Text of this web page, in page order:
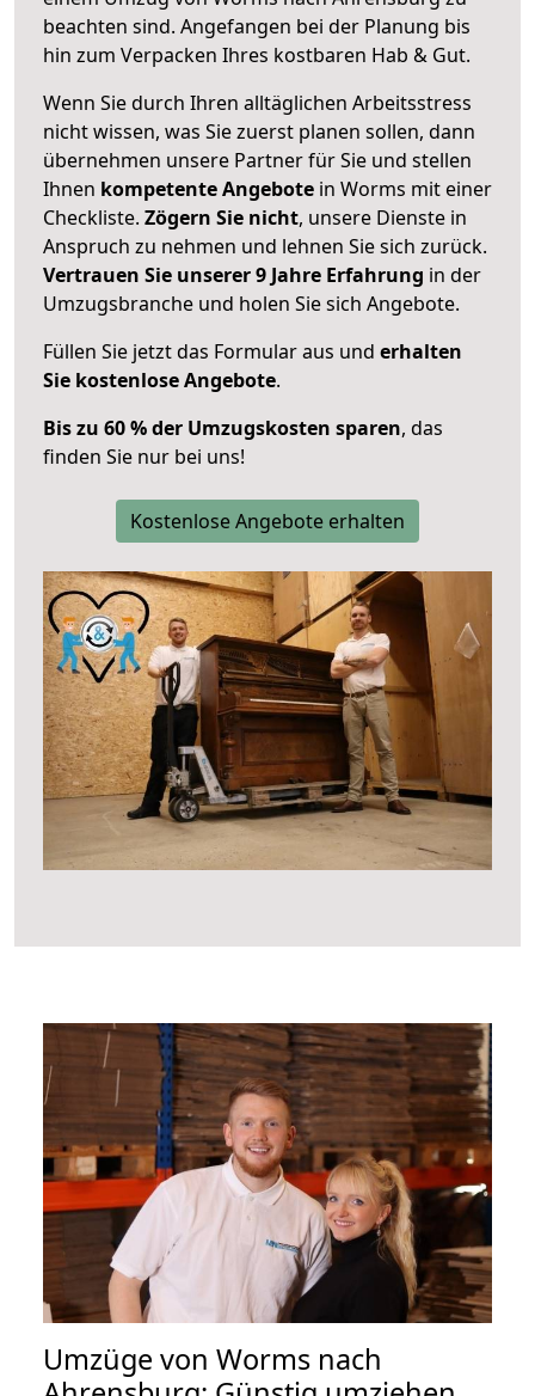
beachten sind. Angefangen bei der Planung bis
hin zum Verpacken Ihres kostbaren Hab & Gut.
Wenn Sie durch Ihren alltäglichen Arbeitsstress
nicht wissen, was Sie zuerst planen sollen, dann
übernehmen unsere Partner für Sie und stellen
Ihnen kompetente Angebote in Worms mit einer
Checkliste. Zögern Sie nicht, unsere Dienste in
Anspruch zu nehmen und lehnen Sie sich zurück.
Vertrauen Sie unserer 9 Jahre Erfahrung in der
Umzugsbranche und holen Sie sich Angebote.
Füllen Sie jetzt das Formular aus und erhalten
Sie kostenlose Angebote.
Bis zu 60 % der Umzugskosten sparen, das
finden Sie nur bei uns!
Kostenlose Angebote erhalten
Umzüge von Worms nach